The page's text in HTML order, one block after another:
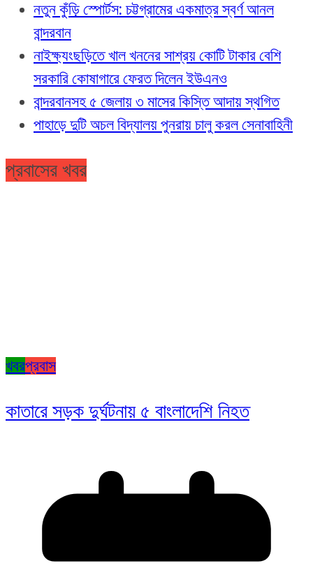
নতুন কুঁড়ি স্পোর্টস: চট্টগ্রামের একমাত্র স্বর্ণ আনল
বান্দরবান
নাইক্ষ্যংছড়িতে খাল খননের সাশ্রয় কোটি টাকার বেশি
সরকারি কোষাগারে ফেরত দিলেন ইউএনও
বান্দরবানসহ ৫ জেলায় ৩ মাসের কিস্তি আদায় স্থগিত
পাহাড়ে দুটি অচল বিদ্যালয় পুনরায় চালু করল সেনাবাহিনী
প্রবাসের খবর
খবরপ্রবাস
কাতারে সড়ক দুর্ঘটনায় ৫ বাংলাদেশি নিহত